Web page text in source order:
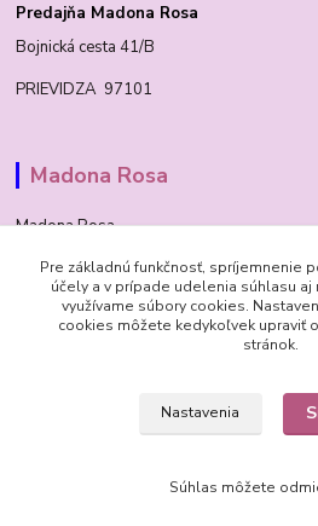
Predajňa Madona Rosa
Bojnická cesta 41/B
PRIEVIDZA 97101
Madona Rosa
Madona Rosa
Richard
+421 905 276 211
© 1992 Madona Rosa
Pre základnú funkčnosť, spríjemnenie
účely a v prípade udelenia súhlasu aj
využívame súbory cookies.
cookies môžete kedykoľvek upraviť
stránok.
Nastavenia
Súhlas môžete